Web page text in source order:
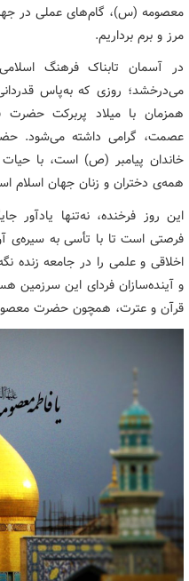
معصومه (س)، گام‌های عملی در
مرز و برم برداریم.
در آسمان تابناک فرهنگ
می‌درخشد؛ روزی که به‌پاس
همزمان با میلاد پربرکت
عصمت، گرامی‌ داشته می‌شود.
خاندان پیامبر (ص) است، با حیات
همه‌ی دختران و زنان جهان اسلام
این روز فرخنده، نه‌تنها یادآور
فرصتی است تا با تأسی به سیره‌ی
اخلاقی و علمی را در جامعه زنده
و آینده‌سازان فردای این سرزمین
قرآن و عترت، همچون حضرت